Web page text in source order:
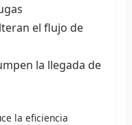
el flujo de
la llegada de
la eficiencia